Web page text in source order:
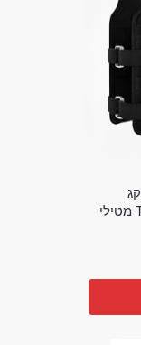
וסט משקולות אפוד עם משקל 30 קג
מתכוונן מקצועי TRAINING VEST מטילי